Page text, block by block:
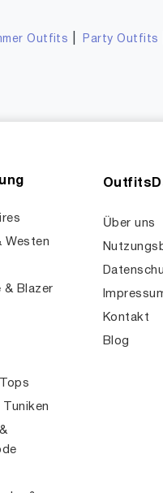
Outfits Party Outfits
Westen
& Blazer
Tuniken
Über uns
Kontakt
Blog